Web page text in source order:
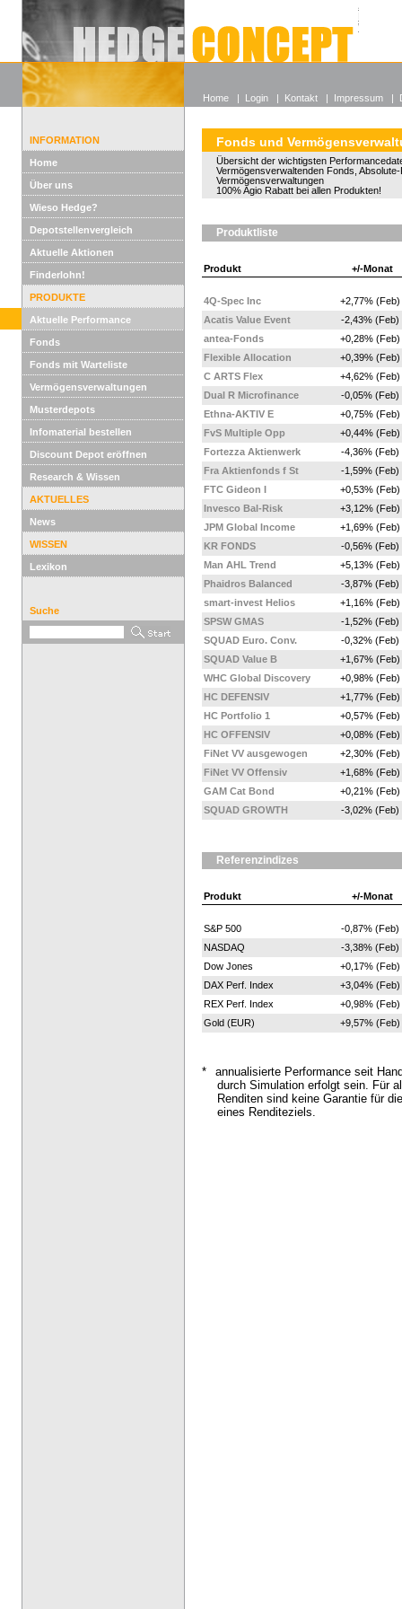
Alle
Wieso
INFORMATION
Home
Über uns
Wieso Hedge?
Depotstellenvergleich
Aktuelle Aktionen
Finderlohn!
PRODUKTE
Aktuelle Performance
Fonds
Fonds mit Warteliste
Vermögensverwaltungen
Musterdepots
Infomaterial bestellen
Discount Depot eröffnen
Research & Wissen
AKTUELLES
News
WISSEN
Lexikon
Suche
Fonds und
Übersicht der wichtigsten
Vermögensverwaltenden Fonds,
Vermögensverwaltungen
100% Agio Rabatt bei allen Produkten!
Produktliste
Produkt +/-Monat
4Q-Spec Inc
+2,77% (Feb)
Acatis Value Event
-2,43% (Feb)
antea-Fonds
+0,28% (Feb)
Flexible Allocation
+0,39% (Feb)
C ARTS Flex
+4,62% (Feb)
Dual R Microfinance
-0,05% (Feb)
Ethna-AKTIV E
+0,75% (Feb)
FvS Multiple Opp
+0,44% (Feb)
Fortezza Aktienwerk
-4,36% (Feb)
Fra Aktienfonds f St
-1,59% (Feb)
FTC Gideon I
+0,53% (Feb)
Invesco Bal-Risk
+3,12% (Feb)
JPM Global Income
+1,69% (Feb)
KR FONDS
-0,56% (Feb)
Man AHL Trend
+5,13% (Feb)
Phaidros Balanced
-3,87% (Feb)
smart-invest Helios
+1,16% (Feb)
SPSW GMAS
-1,52% (Feb)
SQUAD Euro. Conv.
-0,32% (Feb)
SQUAD Value B
+1,67% (Feb)
WHC Global Discovery
+0,98% (Feb)
HC DEFENSIV
+1,77% (Feb)
HC Portfolio 1
+0,57% (Feb)
HC OFFENSIV
+0,08% (Feb)
FiNet VV ausgewogen
+2,30% (Feb)
FiNet VV Offensiv
+1,68% (Feb)
GAM Cat Bond
+0,21% (Feb)
SQUAD GROWTH
-3,02% (Feb)
Referenzindizes
Produkt +/-Monat
S&P 500
-0,87% (Feb)
NASDAQ
-3,38% (Feb)
Dow Jones
+0,17% (Feb)
DAX Perf. Index
+3,04% (Feb)
REX Perf. Index
+0,98% (Feb)
Gold (EUR)
+9,57% (Feb)
*
annualisierte Performance seit
durch Simulation erfolgt sein. Für
Renditen sind keine Garantie für
eines Renditeziels.
Home | Login | Kontakt | Impressum |